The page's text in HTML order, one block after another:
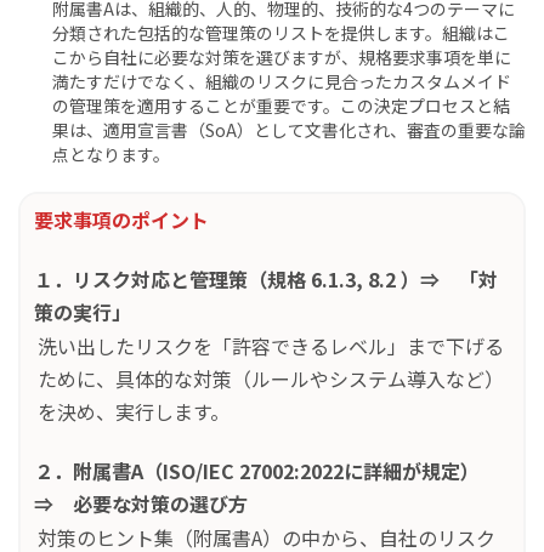
附属書Aは、組織的、人的、物理的、技術的な4つのテーマに
分類された包括的な管理策のリストを提供します。組織はこ
こから自社に必要な対策を選びますが、規格要求事項を単に
満たすだけでなく、組織のリスクに見合ったカスタムメイド
の管理策を適用することが重要です。この決定プロセスと結
果は、適用宣言書（SoA）として文書化され、審査の重要な論
点となります。
要求事項のポイント
１． リスク対応と管理策（規格 6.1.3, 8.2 ）⇒ 「対
策の実行」
洗い出したリスクを「許容できるレベル」まで下げる
ために、具体的な対策（ルールやシステム導入など）
を決め、実行します。
２． 附属書A（ISO/IEC 27002:2022に詳細が規定）
⇒ 必要な対策の選び方
対策のヒント集（附属書A）の中から、自社のリスク